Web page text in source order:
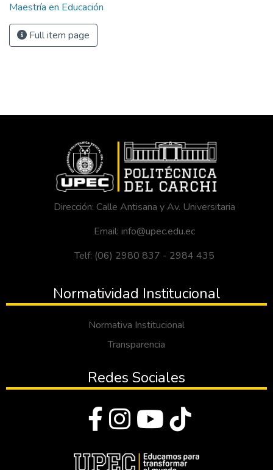
Maestría en Educación
Full item page
Dirección: Calle Antisana y Av. Universitaria
Email: info@upec.edu.ec
Telf: (06) 2980 837 - 2984 435
Normatividad Institucional
Normativa Institucional
Transparencia
Redes Sociales